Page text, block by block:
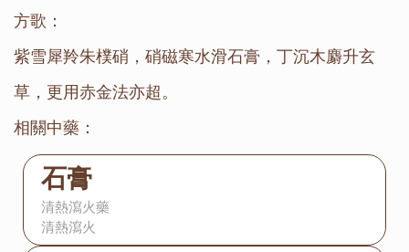
方歌：
紫雪犀羚朱樸硝，硝磁寒水滑石膏，丁沉木麝升玄
草，更用赤金法亦超。
相關中藥：
石膏
清熱瀉火藥
清熱瀉火